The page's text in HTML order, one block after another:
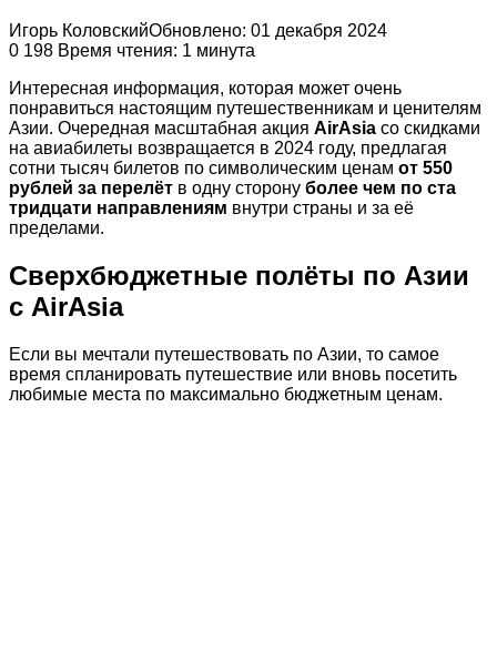
Игорь КоловскийОбновлено: 01 декабря 2024
0 198 Время чтения: 1 минута
Интересная информация, которая может очень
понравиться настоящим путешественникам и ценителям
Азии. Очередная масштабная акция AirAsia со скидками
на авиабилеты возвращается в 2024 году, предлагая
сотни тысяч билетов по символическим ценам от 550
рублей за перелёт в одну сторону более чем по ста
тридцати направлениям внутри страны и за её
пределами.
Сверхбюджетные полёты по Азии
с AirAsia
Если вы мечтали путешествовать по Азии, то самое
время спланировать путешествие или вновь посетить
любимые места по максимально бюджетным ценам.